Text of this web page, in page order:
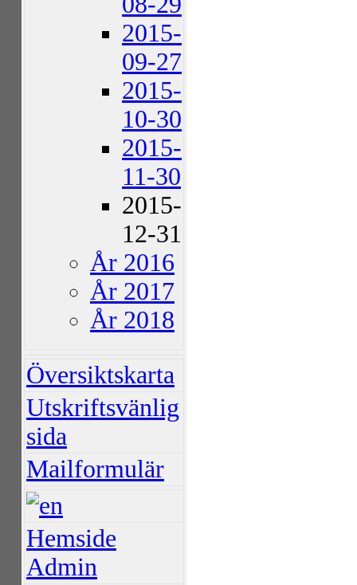
2015-
09-27
2015-
10-30
2015-
11-30
2015-
12-31
År 2016
År 2017
År 2018
Översiktskarta
Utskriftsvänlig
sida
Mailformulär
Hemside
Admin